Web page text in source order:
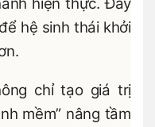
hiện thực. Đây
hệ sinh thái khởi
chỉ tạo giá trị
mềm” nâng tầm